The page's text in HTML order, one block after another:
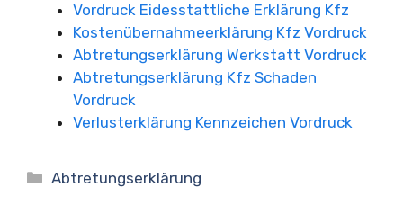
Vordruck Eidesstattliche Erklärung Kfz
Kostenübernahmeerklärung Kfz Vordruck
Abtretungserklärung Werkstatt Vordruck
Abtretungserklärung Kfz Schaden
Vordruck
Verlusterklärung Kennzeichen Vordruck
Kategorien
Abtretungserklärung